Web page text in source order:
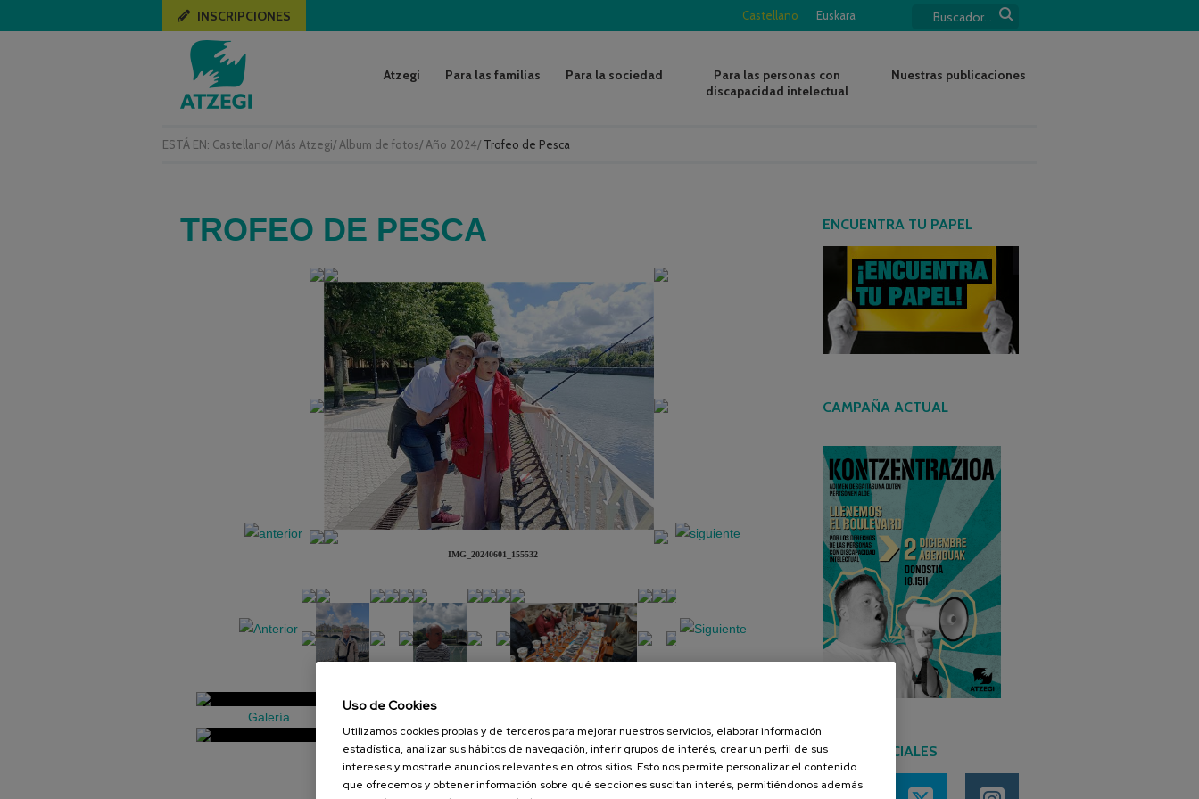
ESTÁ EN: Castellano/ Más Atzegi/ Album de fotos/ Año 2024/ Trofeo de Pesca
Castellano Euskara
INSCRIPCIONES
Atzegi Para las familias Para la sociedad
Para las personas con
discapacidad intelectual
Nuestras publicaciones
TROFEO DE PESCA
IMG_20240601_155532
Galería
ENCUENTRA TU PAPEL
CAMPAÑA ACTUAL
REDES SOCIALES
Uso de Cookies
Utilizamos cookies propias y de terceros para mejorar nuestros servicios, elaborar información
estadística, analizar sus hábitos de navegación, inferir grupos de interés, crear un perfil de sus
intereses y mostrarle anuncios relevantes en otros sitios. Esto nos permite personalizar el contenido
que ofrecemos y obtener información sobre qué secciones suscitan interés, permitiéndonos además